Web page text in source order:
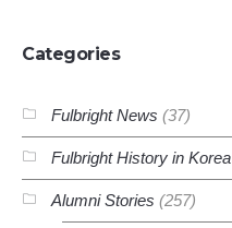
Categories
Fulbright News (37)
Fulbright History in Korea
Alumni Stories (257)